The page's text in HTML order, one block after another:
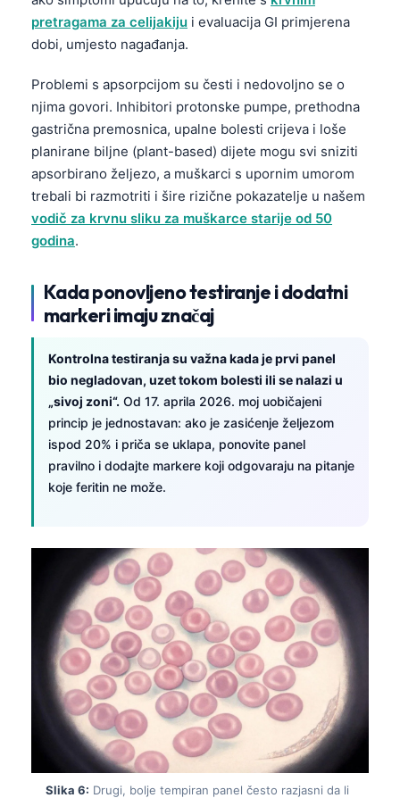
pretragama za celijakiju i evaluacija GI primjerena
dobi, umjesto nagađanja.
Problemi s apsorpcijom su česti i nedovoljno se o
njima govori. Inhibitori protonske pumpe, prethodna
gastrična premosnica, upalne bolesti crijeva i loše
planirane biljne (plant-based) dijete mogu svi sniziti
apsorbirano željezo, a muškarci s upornim umorom
trebali bi razmotriti i šire rizične pokazatelje u našem
vodič za krvnu sliku za muškarce starije od 50
godina.
Kada ponovljeno testiranje i dodatni
markeri imaju značaj
Kontrolna testiranja su važna kada je prvi panel
bio negladovan, uzet tokom bolesti ili se nalazi u
„sivoj zoni“. Od 17. aprila 2026. moj uobičajeni
princip je jednostavan: ako je zasićenje željezom
ispod 20% i priča se uklapa, ponovite panel
pravilno i dodajte markere koji odgovaraju na pitanje
koje feritin ne može.
Slika 6: Drugi, bolje tempiran panel često razjasni da li
Ślōnskŏ gŏdka
Norsk bokmål